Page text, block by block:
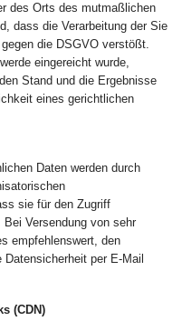
des Orts des mutmaßlichen
dass die Verarbeitung der Sie
die DSGVO verstößt.
eingereicht wurde,
Stand und die Ergebnisse
eines gerichtlichen
Daten werden durch
sie für den Zugriff
Versendung von sehr
empfehlenswert, den
per E-Mail
(CDN)